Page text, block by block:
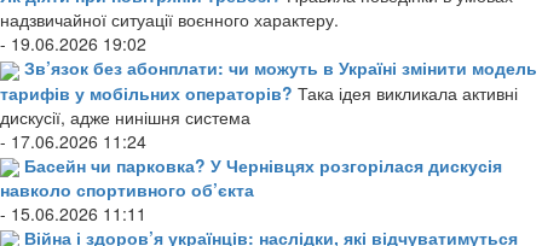
надзвичайної ситуації воєнного характеру.
- 19.06.2026 19:02
Зв’язок без абонплати: чи можуть в Україні змінити модель
тарифів у мобільних операторів? Така ідея викликала активні
дискусії, адже нинішня система
- 17.06.2026 11:24
Басейн чи парковка? У Чернівцях розгорілася дискусія
навколо спортивного об’єкта
- 15.06.2026 11:11
Війна і здоров’я українців: наслідки, які відчуватимуться